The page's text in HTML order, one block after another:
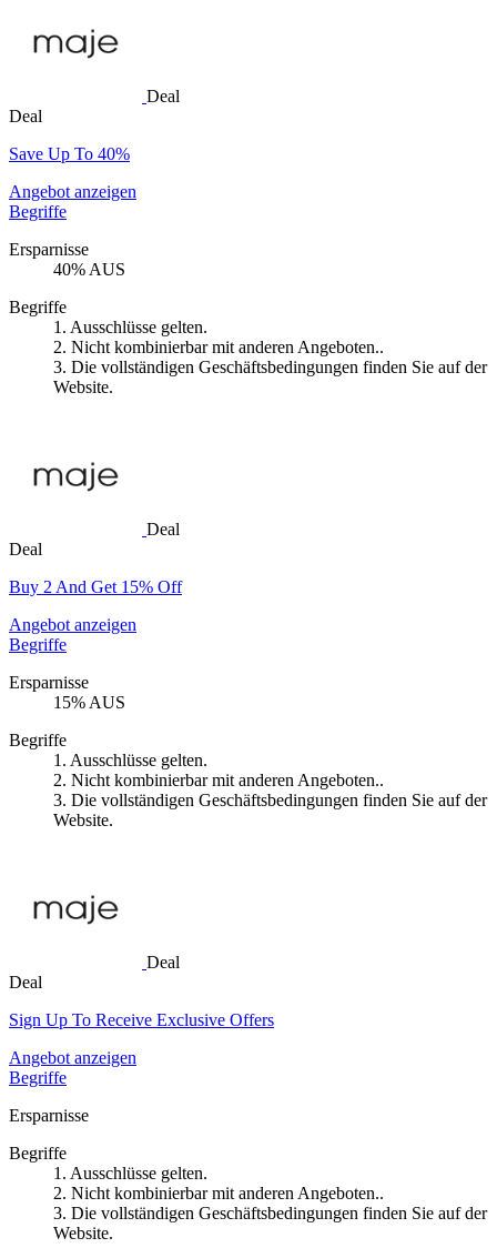
Deal
Deal
Save Up To 40%
Angebot anzeigen
Begriffe
Ersparnisse
40% AUS
Begriffe
1. Ausschlüsse gelten.
2. Nicht kombinierbar mit anderen Angeboten..
3. Die vollständigen Geschäftsbedingungen finden Sie auf der
Website.
Deal
Deal
Buy 2 And Get 15% Off
Angebot anzeigen
Begriffe
Ersparnisse
15% AUS
Begriffe
1. Ausschlüsse gelten.
2. Nicht kombinierbar mit anderen Angeboten..
3. Die vollständigen Geschäftsbedingungen finden Sie auf der
Website.
Deal
Deal
Sign Up To Receive Exclusive Offers
Angebot anzeigen
Begriffe
Ersparnisse
Begriffe
1. Ausschlüsse gelten.
2. Nicht kombinierbar mit anderen Angeboten..
3. Die vollständigen Geschäftsbedingungen finden Sie auf der
Website.